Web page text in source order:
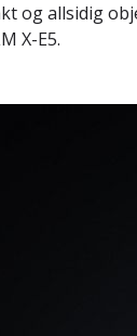
og allsidig
X-E5.